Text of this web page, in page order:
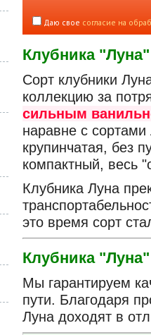
Даю свое согласие на
Клубника
Сорт клубники
коллекцию за
сильным
наравне с
крупинчатая, без
компактный, весь
Клубника Луна
это время сорт
Клубника
Мы гарантируем
пути. Благодаря
Луна доходят в